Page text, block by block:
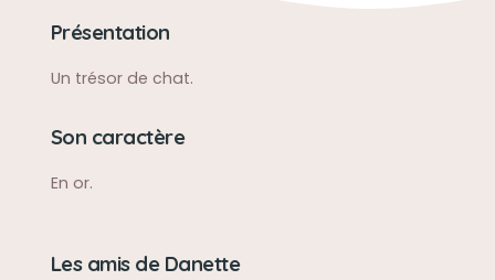
Présentation
Un trésor de chat.
Son caractère
En or.
Les amis de Danette